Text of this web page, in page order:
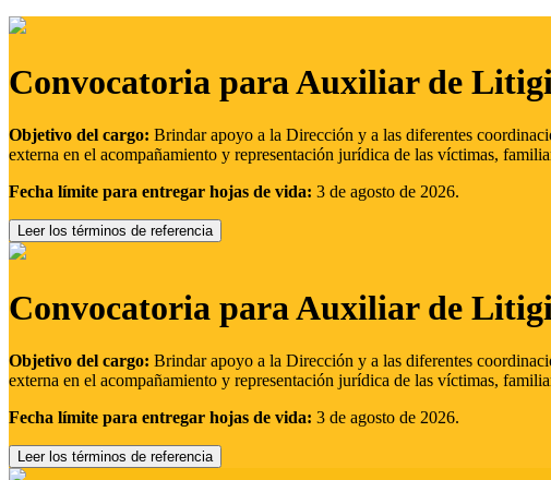
Convocatoria para Auxiliar de
Objetivo del cargo: Brindar apoyo a la Dirección y a las diferentes
externa en el acompañamiento y representación jurídica de las víctimas,
Fecha límite para entregar hojas de vida: 3 de agosto de 2026.
Leer los términos de referencia
Convocatoria para Auxiliar de
Objetivo del cargo: Brindar apoyo a la Dirección y a las diferentes
externa en el acompañamiento y representación jurídica de las víctimas,
Fecha límite para entregar hojas de vida: 3 de agosto de 2026.
Leer los términos de referencia